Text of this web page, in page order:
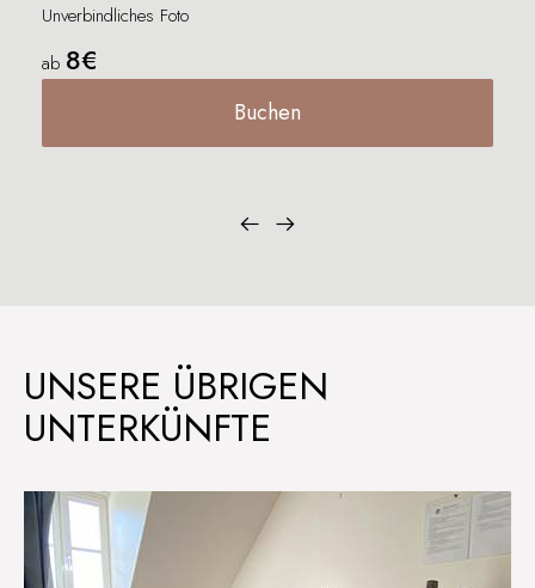
Unverbindliches Foto
ab 8€
Buchen
UNSERE ÜBRIGEN
UNTERKÜNFTE